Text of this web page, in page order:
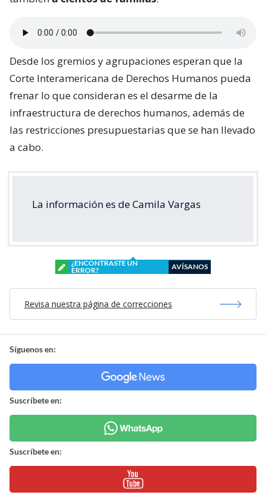
Desde los gremios y agrupaciones esperan que la
Corte Interamericana de Derechos Humanos pueda
frenar lo que consideran es el desarme de la
infraestructura de derechos humanos, además de
las restricciones presupuestarias que se han llevado
a cabo.
La información es de Camila Vargas
¿ENCONTRASTE UN
ERROR?
AVÍSANOS
Revisa nuestra página de correcciones
Síguenos en:
Suscríbete en:
Suscríbete en: